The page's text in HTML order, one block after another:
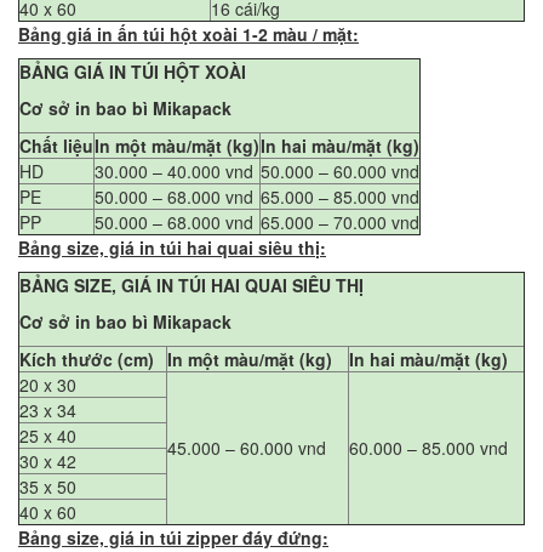
40 x 60
16 cái/kg
Bảng giá in ấn túi hột xoài 1-2 màu / mặt:
BẢNG GIÁ IN TÚI HỘT XOÀI
Cơ sở in bao bì Mikapack
Chất liệuIn một màu/mặt (kg)In hai màu/mặt (kg)
HD
30.000 – 40.000 vnd 50.000 – 60.000 vnd
PE
50.000 – 68.000 vnd 65.000 – 85.000 vnd
PP
50.000 – 68.000 vnd 65.000 – 70.000 vnd
Bảng size, giá in túi hai quai siêu thị:
BẢNG SIZE, GIÁ IN TÚI HAI QUAI SIÊU THỊ
Cơ sở in bao bì Mikapack
Kích thước (cm)
In một màu/mặt (kg)
In hai màu/mặt (kg)
20 x 30
45.000 – 60.000 vnd 60.000 – 85.000 vnd
23 x 34
25 x 40
30 x 42
35 x 50
40 x 60
Bảng size, giá in túi zipper đáy đứng: